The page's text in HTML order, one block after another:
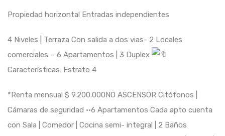
Propiedad horizontal Entradas independientes
4 Niveles | Terraza Con salida a dos vias- 2 Locales
comerciales – 6 Apartamentos | 3 Duplex
Características: Estrato 4
*Renta mensual $ 9.200.000NO ASCENSOR Citófonos |
Cámaras de seguridad ••6 Apartamentos Cada apto cuenta
con Sala | Comedor | Cocina semi- integral | 2 Baños